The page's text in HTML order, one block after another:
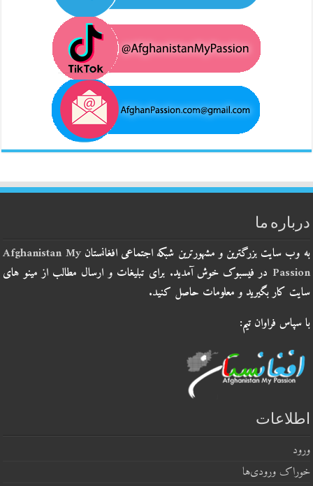
درباره ما
به وب سایت بزرگترین و مشهورترین شبکه اجتماعی افغانستانAfghanistan My
Passion در فیسبوک خوش آمدید. برای تبلیغات و ارسال مطالب از مینو های
سایت کار بگیرید و معلومات حاصل کنید.
با سپاس فراوان تیم:
اطلاعات
ورود
خوراک ورودی‌ها